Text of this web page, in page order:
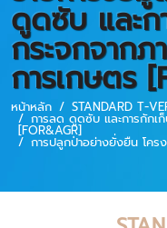
ดูดซับ และก
กระจกจากภ
การเกษตร
หน้าหลัก STANDARD T-
การลด ดูดซับ และการกักเก็
[FOR&AGR]
การปลูกป่าอย่างยั่งยืน โคร